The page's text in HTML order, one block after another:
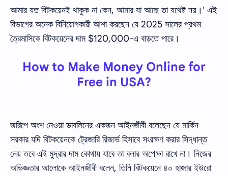
আমার যত বিটকয়েনই থাকুক না কেন, আমার যা আছে তা যথেষ্ট নয়।' এই
বিভাগের অনেক বিনিয়োগকারী আশা করছেন যে 2025 সালের প্রথম
ত্রৈমাসিকে বিটকয়েনের দাম $120,000-এ বাড়তে পারে।
How to Make Money Online for
Free in USA?
জরিপে অংশ নেওয়া ডাবলিনের একজন আইনজীবী বলেছেন যে মার্কিন
সরকার যদি বিটকয়েনকে ট্রেজারি রিজার্ভ হিসাবে সংরক্ষণ করার সিদ্ধান্ত
নেয় তবে এই মুদ্রার দাম কোথায় যাবে তা বলার অপেক্ষা রাখে না। নিজের
অভিজ্ঞতার আলোকে আইনজীবী বলেন, তিনি বিটকয়েনে ৪০ হাজার ইউরো